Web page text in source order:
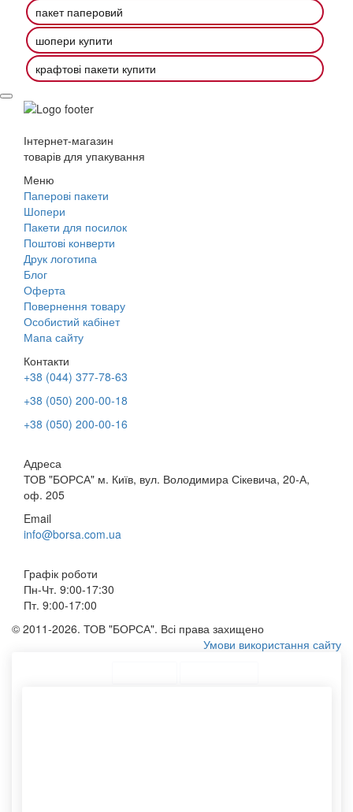
пакет паперовий
шопери купити
крафтові пакети купити
Інтернет-магазин
товарів для упакування
Меню
Паперові пакети
Шопери
Пакети для посилок
Поштові конверти
Друк логотипа
Блог
Оферта
Повернення товару
Особистий кабінет
Мапа сайту
Контакти
+38 (044) 377-78-63
+38 (050) 200-00-18
+38 (050) 200-00-16
Адреса
ТОВ "БОРСА" м. Київ, вул. Володимира Сікевича, 20-А,
оф. 205
Email
info@borsa.com.ua
Графік роботи
Пн-Чт. 9:00-17:30
Пт. 9:00-17:00
© 2011-2026. ТОВ "БОРСА". Всі права захищено
Умови використання сайту